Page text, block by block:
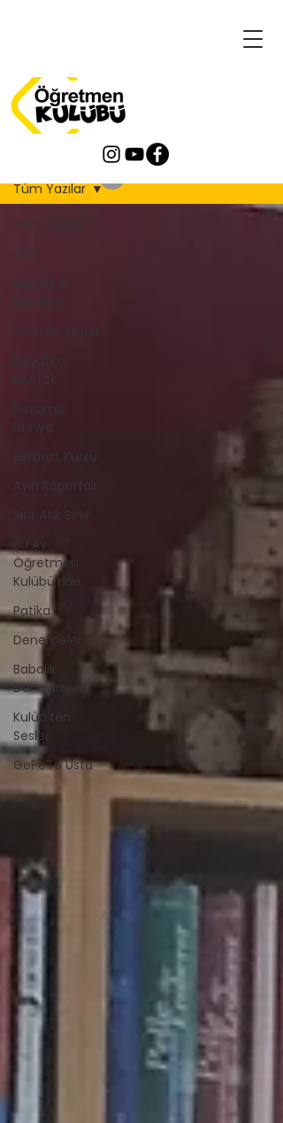
Tüm Yazılar
TOS
Makale &
Derleme
Sınıftan Sesler
Hayatım
Bu Ay
Öğretmen
Kulübü'nde
Patika
Denemeler
Babalık
Deneyimleri
Kulüp'ten
Sesler
GePeTo Usta
Tüm Yazılar